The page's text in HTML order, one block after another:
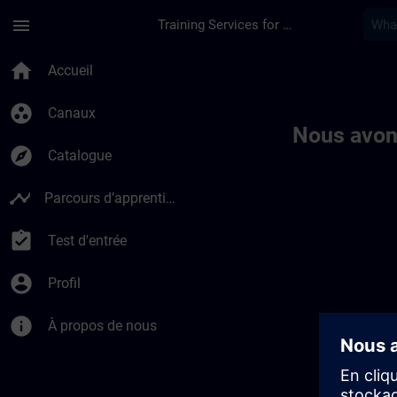
menu Training Services for Digital Industries
home Accueil
group_work Canaux
explore Catalogue
timeline Parcours d’apprentissage
assignment_turned_in Test d'entrée
account_circle Profil
info À propos de nous
Nous